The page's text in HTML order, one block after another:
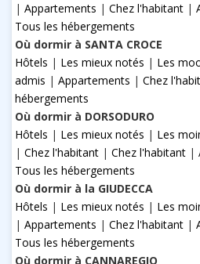
| Appartements | Chez l'habitant |
Tous les hébergements
Où dormir à SANTA CROCE
Hôtels | Les mieux notés | Les
admis | Appartements | Chez
hébergements
Où dormir à DORSODURO
Hôtels | Les mieux notés | Les
| Chez l'habitant | Chez l'habitant |
Tous les hébergements
Où dormir à la GIUDECCA
Hôtels | Les mieux notés | Les
| Appartements | Chez l'habitant |
Tous les hébergements
Où dormir à CANNAREGIO